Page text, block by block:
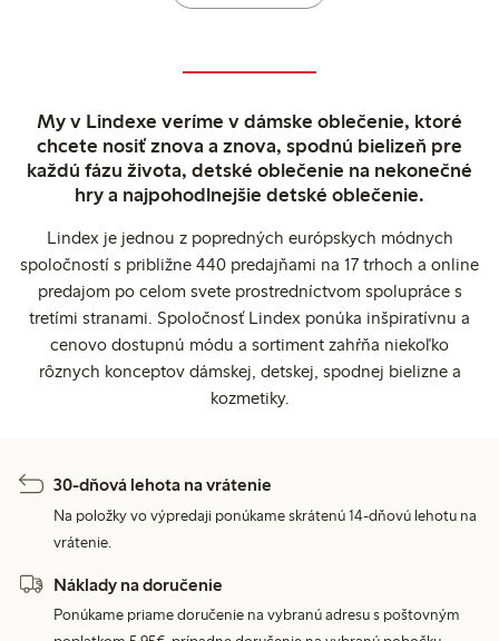
My v Lindexe veríme v dámske oblečenie, ktoré
chcete nosiť znova a znova, spodnú bielizeň pre
každú fázu života, detské oblečenie na nekonečné
hry a najpohodlnejšie detské oblečenie.
Lindex je jednou z popredných európskych módnych
spoločností s približne 440 predajňami na 17 trhoch a online
predajom po celom svete prostredníctvom spolupráce s
tretími stranami. Spoločnosť Lindex ponúka inšpiratívnu a
cenovo dostupnú módu a sortiment zahŕňa niekoľko
rôznych konceptov dámskej, detskej, spodnej bielizne a
kozmetiky.
30-dňová lehota na vrátenie
Na položky vo výpredaji ponúkame skrátenú 14-dňovú lehotu na
vrátenie.
Náklady na doručenie
Ponúkame priame doručenie na vybranú adresu s poštovným